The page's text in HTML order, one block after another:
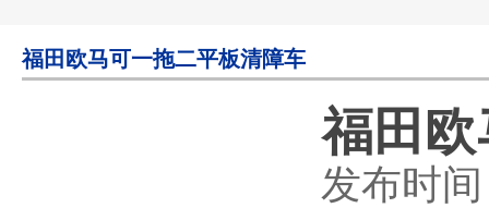
福田欧马可一拖二平板清障车
福田
发布时